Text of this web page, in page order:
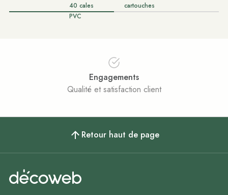
40 cales
PVC
cartouches
Engagements
Qualité et satisfaction client
Retour haut de page